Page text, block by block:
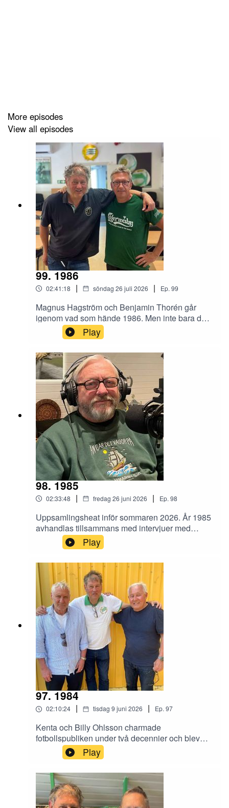
More episodes
View all episodes
99. 1986
02:41:18 | söndag 26 juli 2026 | Ep. 99
Magnus Hagström och Benjamin Thorén går
igenom vad som hände 1986. Men inte bara det.
Det snackas rekordlång tid om Hammarby IF,
Gula villan, VM, fotbollsregler, VAR med mera.
Ett sommaravsnitt med mycket snack.
Play
98. 1985
02:33:48 | fredag 26 juni 2026 | Ep. 98
Uppsamlingsheat inför sommaren 2026. År 1985
avhandlas tillsammans med intervjuer med
Lasse Åberg (Stig-Helmer) och en av de sista
original 54:orna Rolf Rydvall. Dessutom får vi
höra hur det lät när Ronnie Hellström spelade
recettmatch i Tyskland. Plus lite annat. Benjamin
Thorén och Dick Kjellander håller låda.
Play
97. 1984
02:10:24 | tisdag 9 juni 2026 | Ep. 97
Kenta och Billy Ohlsson charmade
fotbollspubliken under två decennier och blev
legendarer i grönvitt. Kenta med flest matcher
och Billy med flest mål. Bröderna gästade Gula
villan och pratade om sina karriärer med
Benjamin Thorén och Magnus Hagström.
Play